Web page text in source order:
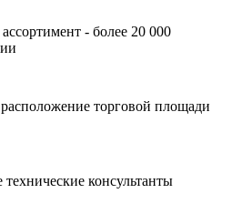
- более 20 000
торговой площади
консультанты